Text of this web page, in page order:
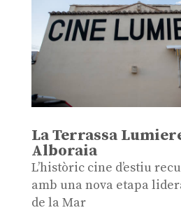
La Terrassa
Alboraia
L’històric cine d’estiu
amb una nova etapa
de la Mar